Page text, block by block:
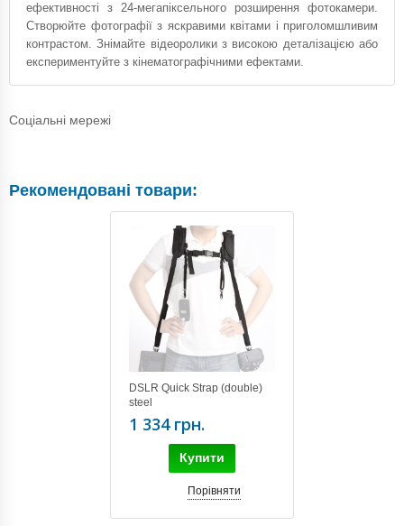
ефективності з 24-мегапіксельного розширення фотокамери.
Створюйте фотографії з яскравими квітами і приголомшливим
контрастом. Знімайте відеоролики з високою деталізацією або
експериментуйте з кінематографічними ефектами.
Соціальні мережі
Рекомендовані товари:
DSLR Quick Strap (double)
steel
1 334 грн.
Купити
Порівняти